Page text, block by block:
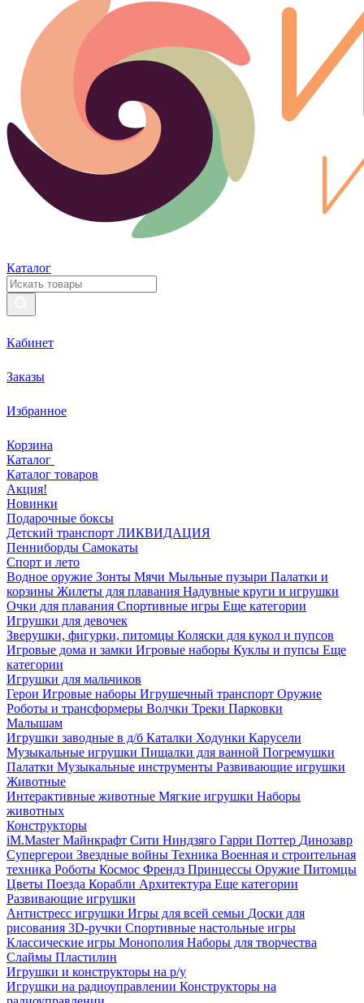
Каталог
Кабинет
Заказы
Избранное
Корзина
Каталог
Каталог товаров
Акция!
Новинки
Подарочные боксы
Детский транспорт ЛИКВИДАЦИЯ
Пенниборды Самокаты
Спорт и лето
Водное оружие Зонты Мячи Мыльные пузыри Палатки и
корзины Жилеты для плавания Надувные круги и игрушки
Очки для плавания Спортивные игры Еще категории
Игрушки для девочек
Зверушки, фигурки, питомцы Коляски для кукол и пупсов
Игровые дома и замки Игровые наборы Куклы и пупсы Еще
категории
Игрушки для мальчиков
Герои Игровые наборы Игрушечный транспорт Оружие
Роботы и трансформеры Волчки Треки Парковки
Малышам
Игрушки заводные в д/б Каталки Ходунки Карусели
Музыкальные игрушки Пищалки для ванной Погремушки
Палатки Музыкальные инструменты Развивающие игрушки
Животные
Интерактивные животные Мягкие игрушки Наборы
животных
Конструкторы
iM.Master Майнкрафт Сити Ниндзяго Гарри Поттер Динозавр
Супергерои Звездные войны Техника Военная и строительная
техника Роботы Космос Френдз Принцессы Оружие Питомцы
Цветы Поезда Корабли Архитектура Еще категории
Развивающие игрушки
Антистресс игрушки Игры для всей семьи Доски для
рисования 3D-ручки Спортивные настольные игры
Классические игры Монополия Наборы для творчества
Слаймы Пластилин
Игрушки и конструкторы на р/у
Игрушки на радиоуправлении Конструкторы на